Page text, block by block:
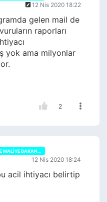
12 Nis 2020 18:22
gelen mail de
raporları
yok ama milyonlar
2
BAKANLIĞI
12 Nis 2020 18:24
acil ihtiyacı belirtip